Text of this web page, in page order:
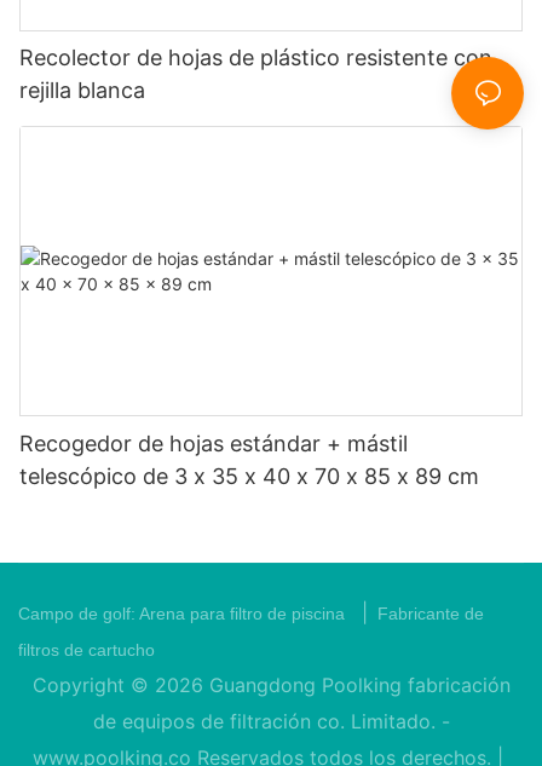
Recolector de hojas de plástico resistente con
rejilla blanca
Recogedor de hojas estándar + mástil
telescópico de 3 x 35 x 40 x 70 x 85 x 89 cm
Campo de golf: Arena para filtro de piscina
Fabricante de
filtros de cartucho
Copyright © 2026 Guangdong Poolking fabricación
de equipos de filtración co. Limitado. -
www.poolking.co Reservados todos los derechos. |